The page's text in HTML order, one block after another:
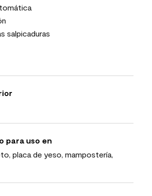
salpicaduras
para uso en
placa de yeso, mampostería,